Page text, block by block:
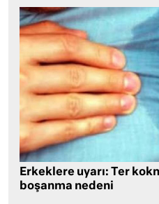
Erkeklere uyarı: Ter
boşanma nedeni